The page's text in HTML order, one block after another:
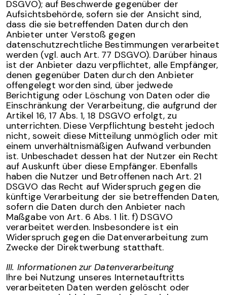
DSGVO); auf Beschwerde gegenüber der
Aufsichtsbehörde, sofern sie der Ansicht sind,
dass die sie betreffenden Daten durch den
Anbieter unter Verstoß gegen
datenschutzrechtliche Bestimmungen verarbeitet
werden (vgl. auch Art. 77 DSGVO). Darüber hinaus
ist der Anbieter dazu verpflichtet, alle Empfänger,
denen gegenüber Daten durch den Anbieter
offengelegt worden sind, über jedwede
Berichtigung oder Löschung von Daten oder die
Einschränkung der Verarbeitung, die aufgrund der
Artikel 16, 17 Abs. 1, 18 DSGVO erfolgt, zu
unterrichten. Diese Verpflichtung besteht jedoch
nicht, soweit diese Mitteilung unmöglich oder mit
einem unverhältnismäßigen Aufwand verbunden
ist. Unbeschadet dessen hat der Nutzer ein Recht
auf Auskunft über diese Empfänger. Ebenfalls
haben die Nutzer und Betroffenen nach Art. 21
DSGVO das Recht auf Widerspruch gegen die
künftige Verarbeitung der sie betreffenden Daten,
sofern die Daten durch den Anbieter nach
Maßgabe von Art. 6 Abs. 1 lit. f) DSGVO
verarbeitet werden. Insbesondere ist ein
Widerspruch gegen die Datenverarbeitung zum
Zwecke der Direktwerbung statthaft.
III. Informationen zur Datenverarbeitung
Ihre bei Nutzung unseres Internetauftritts
verarbeiteten Daten werden gelöscht oder